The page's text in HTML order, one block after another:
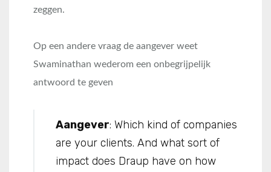
zeggen.
Op een andere vraag de aangever weet
Swaminathan wederom een onbegrijpelijk
antwoord te geven
Aangever: Which kind of companies
are your clients. And what sort of
impact does Draup have on how